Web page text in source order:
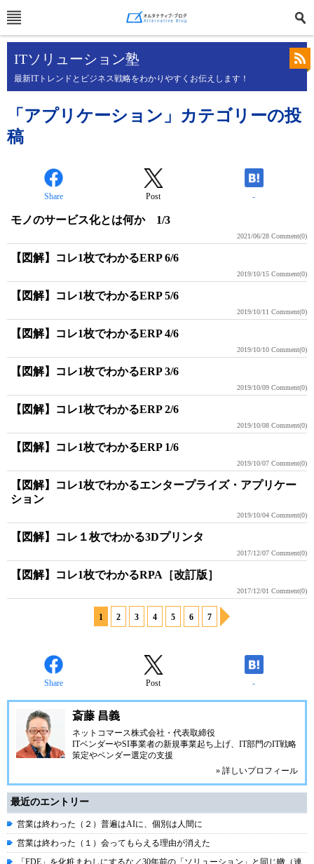
ITソリューション塾
最新ITトレンドとビジネス戦略をわかりやすくお伝えします！
「アプリケーション」カテゴリーの投
稿
Share Post -
モノのサービス化とは何か 1/3
2021/06/28 Comment(0)
【図解】コレ1枚でわかるERP 6/6
2019/10/15 Comment(0)
【図解】コレ1枚でわかるERP 5/6
2019/10/11 Comment(0)
【図解】コレ1枚でわかるERP 4/6
2019/10/10 Comment(0)
【図解】コレ1枚でわかるERP 3/6
2019/10/09 Comment(0)
【図解】コレ1枚でわかるERP 2/6
2019/10/08 Comment(0)
【図解】コレ1枚でわかるERP 1/6
2019/10/07 Comment(0)
【図解】コレ1枚でわかるエンタープライズ・アプリケー
ション
2019/10/04 Comment(0)
【図解】コレ１枚でわかる3Dプリンタ
2017/12/07 Comment(0)
【図解】コレ1枚でわかるRPA［改訂版］
2017/12/01 Comment(0)
1 2 3 4 5 6 7
Share Post -
斎藤 昌義
ネットコマース株式会社 ・代表取締役
ITベンダーやSI事業者の新規事業起ち上げ、IT部門のIT戦略
策定やベンダー選定の支援
» 詳しいプロフィール
最近のエントリー
営業は終わった（２）普遍はAIに、個別は人間に
営業は終わった（１）会ってもらえる理由が消えた
「FDE」を化粧まわしにするな／30年前の「ソリューション」と同じ轍（連